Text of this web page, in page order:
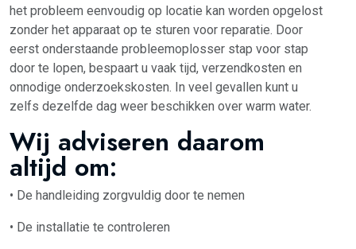
het probleem eenvoudig op locatie kan worden opgelost
zonder het apparaat op te sturen voor reparatie. Door
eerst onderstaande probleemoplosser stap voor stap
door te lopen, bespaart u vaak tijd, verzendkosten en
onnodige onderzoekskosten. In veel gevallen kunt u
zelfs dezelfde dag weer beschikken over warm water.
Wij adviseren daarom
altijd om:
• De handleiding zorgvuldig door te nemen
• De installatie te controleren